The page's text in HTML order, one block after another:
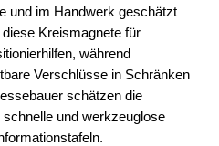
und im Handwerk geschätzt
Kreismagnete für
während
Verschlüsse in Schränken
schätzen die
und werkzeuglose